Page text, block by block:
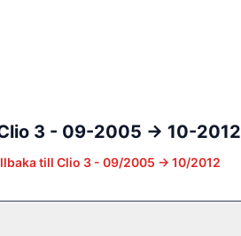
3 - 09-2005 -> 10-2012
till Clio 3 - 09/2005 -> 10/2012